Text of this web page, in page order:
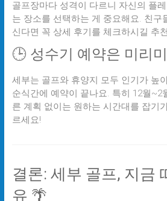
골프장마다 성격이 다르니 자신의 플
는 장소를 선택하는 게 중요해요. 친구
신다면 꼭 상세 후기를 체크하시길 추
🕒 성수기 예약은 미리
세부는 골프와 휴양지 모두 인기가 높
순식간에 예약이 끝나요. 특히 12월~2
른 계획 없이는 원하는 시간대를 잡기
르세요!
결론: 세부 골프, 지금
유 🌴